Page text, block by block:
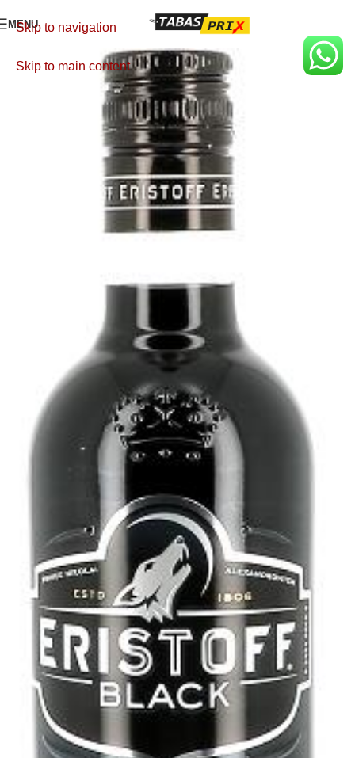
Skip to navigation
Skip to main content
MENU